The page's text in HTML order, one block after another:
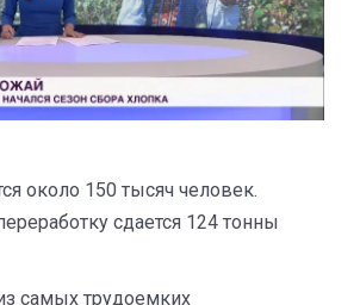
около 150 тысяч человек.
сдается 124 тонны
самых трудоемких